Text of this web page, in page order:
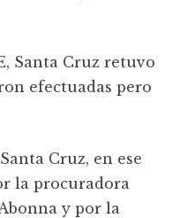
Santa Cruz retuvo
efectuadas pero
Cruz, en ese
la procuradora
y por la